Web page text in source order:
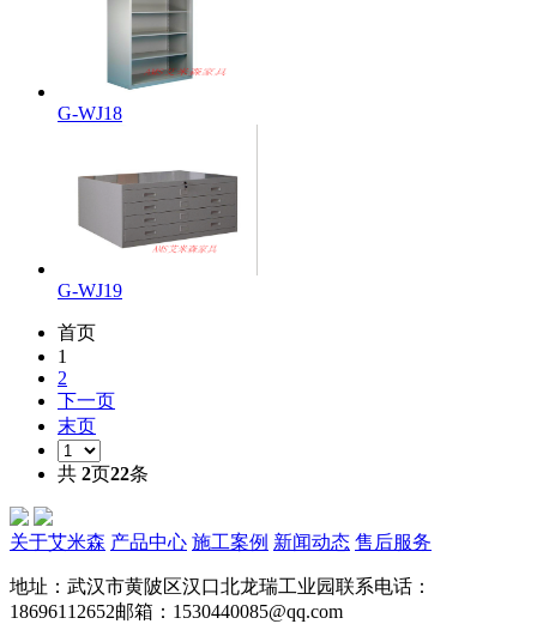
G-WJ18
G-WJ19
首页
1
2
下一页
末页
共 2页22条
关于艾米森 产品中心 施工案例 新闻动态 售后服务
地址：武汉市黄陂区汉口北龙瑞工业园联系电话：
18696112652邮箱：1530440085@qq.com